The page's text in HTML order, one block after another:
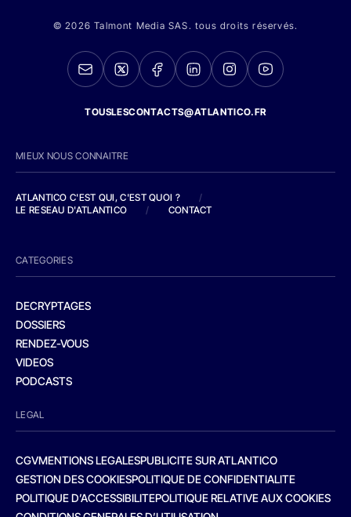
© 2026 Talmont Media SAS. tous droits réservés.
TOUSLESCONTACTS@ATLANTICO.FR
MIEUX NOUS CONNAITRE
ATLANTICO C'EST QUI, C'EST QUOI ?
/
LE RESEAU D'ATLANTICO
/ CONTACT
CATEGORIES
DECRYPTAGES
DOSSIERS
RENDEZ-VOUS
VIDEOS
PODCASTS
LEGAL
CGVMENTIONS LEGALESPUBLICITE SUR ATLANTICO
GESTION DES COOKIESPOLITIQUE DE CONFIDENTIALITE
POLITIQUE D’ACCESSIBILITEPOLITIQUE RELATIVE AUX COOKIES